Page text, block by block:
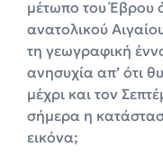
μέτωπο του Έβρου
ανατολικού
τη γεωγραφική
ανησυχία απ’ ότι
μέχρι και τον
σήμερα η
εικόνα;